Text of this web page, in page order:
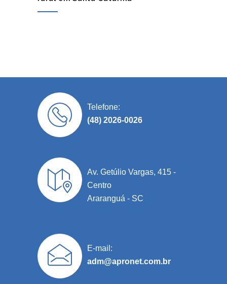
Telefone:
(48) 2026-0026
Av. Getúlio Vargas, 415 -
Centro
Araranguá - SC
E-mail:
adm@apronet.com.br